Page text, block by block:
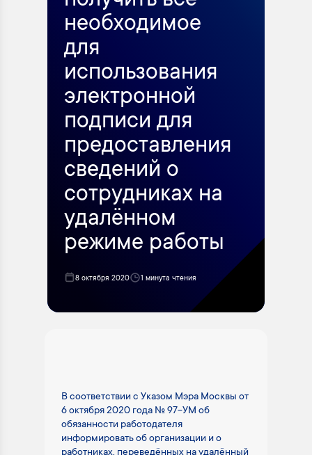
необходимое
для
использования
электронной
подписи для
предоставления
сведений о
сотрудниках на
удалённом
режиме работы
8 октября 2020 1 минута чтения
В соответствии с Указом Мэра Москвы от
6 октября 2020 года № 97-УМ об
обязанности работодателя
информировать об организации и о
работниках, переведённых на удалённый